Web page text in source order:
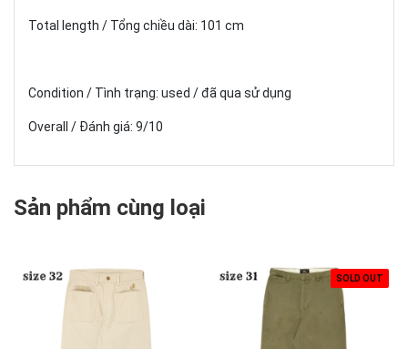
Total length / Tổng chiều dài: 101 cm
Condition / Tình trạng: used / đã qua sử dụng
Overall / Đánh giá: 9/10
Sản phẩm cùng loại
SOLD OUT